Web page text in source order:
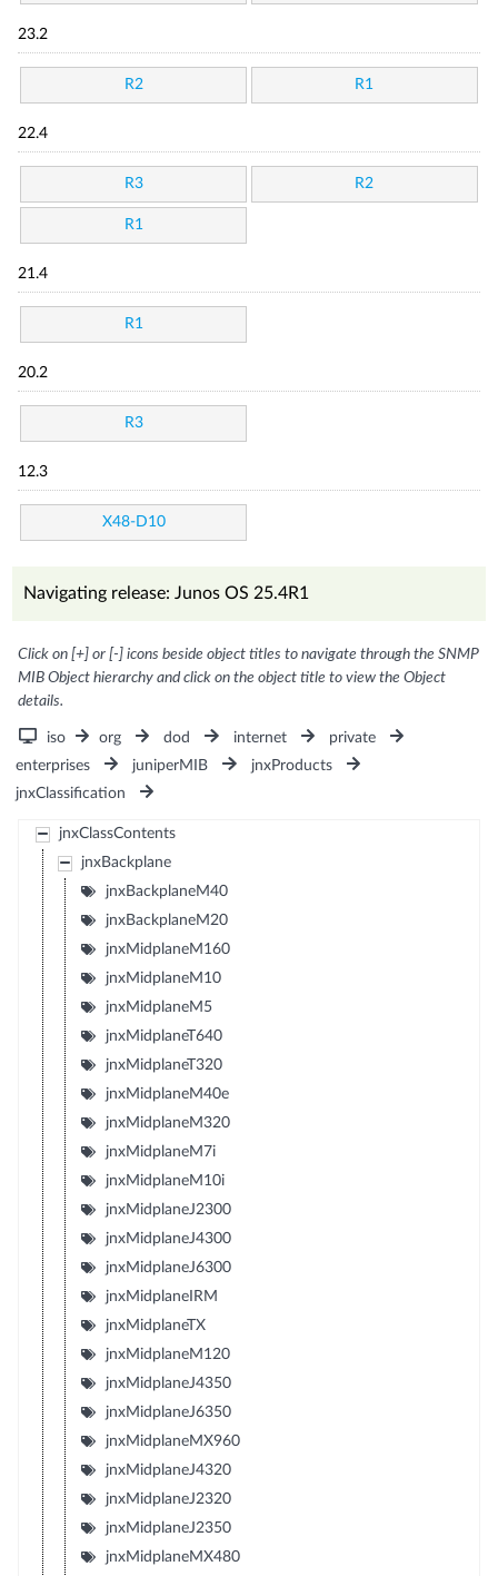
23.2
R2 R1
22.4
R3 R2
R1
21.4
R1
20.2
R3
12.3
X48-D10
Navigating release: Junos OS 25.4R1
Click on [+] or [-] icons beside object titles to navigate through the SNMP
MIB Object hierarchy and click on the object title to view the Object
details.
iso org dod internet
private
enterprises
juniperMIB
jnxProducts
jnxClassification
jnxClassContents
jnxBackplane
jnxBackplaneM40
jnxBackplaneM20
jnxMidplaneM160
jnxMidplaneM10
jnxMidplaneM5
jnxMidplaneT640
jnxMidplaneT320
jnxMidplaneM40e
jnxMidplaneM320
jnxMidplaneM7i
jnxMidplaneM10i
jnxMidplaneJ2300
jnxMidplaneJ4300
jnxMidplaneJ6300
jnxMidplaneIRM
jnxMidplaneTX
jnxMidplaneM120
jnxMidplaneJ4350
jnxMidplaneJ6350
jnxMidplaneMX960
jnxMidplaneJ4320
jnxMidplaneJ2320
jnxMidplaneJ2350
jnxMidplaneMX480